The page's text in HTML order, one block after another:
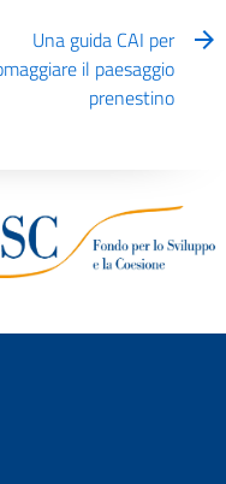
Una guida CAI per
il paesaggio
prenestino